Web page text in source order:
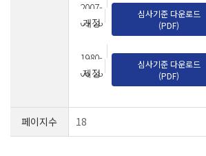
2007-
09-28
개정
심사기준 다운로드
(PDF)
1980-
08-28
제정
심사기준 다운로드
(PDF)
페이지수 18